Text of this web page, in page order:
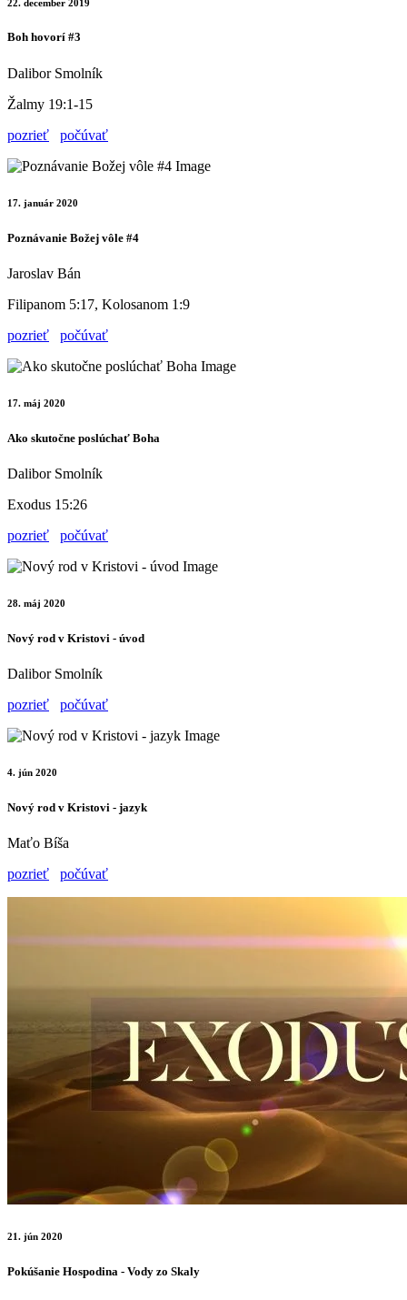
22. december 2019
Boh hovorí #3
Dalibor Smolník
Žalmy 19:1-15
pozrieť
počúvať
17. január 2020
Poznávanie Božej vôle #4
Jaroslav Bán
Filipanom 5:17, Kolosanom 1:9
pozrieť
počúvať
17. máj 2020
Ako skutočne poslúchať Boha
Dalibor Smolník
Exodus 15:26
pozrieť
počúvať
28. máj 2020
Nový rod v Kristovi - úvod
Dalibor Smolník
pozrieť
počúvať
4. jún 2020
Nový rod v Kristovi - jazyk
Maťo Bíša
pozrieť
počúvať
21. jún 2020
Pokúšanie Hospodina - Vody zo Skaly